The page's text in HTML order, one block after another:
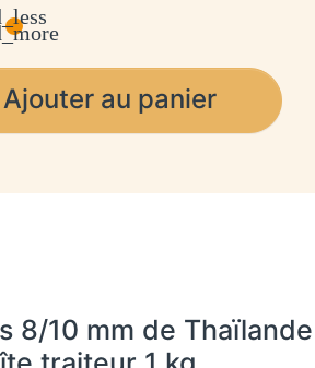
Ajouter au panier
8/10 mm de Thaïlande